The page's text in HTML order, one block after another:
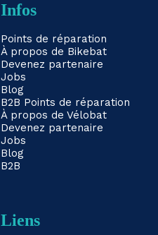
Infos
Points de réparation
À propos de Bikebat
Devenez partenaire
Jobs
Blog
B2B Points de réparation
À propos de Vélobat
Devenez partenaire
Jobs
Blog
B2B
Liens